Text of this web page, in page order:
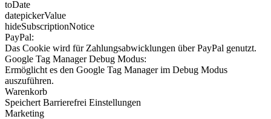
toDate
datepickerValue
hideSubscriptionNotice
PayPal:
Das Cookie wird für Zahlungsabwicklungen über PayPal genutzt.
Google Tag Manager Debug Modus:
Ermöglicht es den Google Tag Manager im Debug Modus
auszuführen.
Warenkorb
Speichert Barrierefrei Einstellungen
Marketing